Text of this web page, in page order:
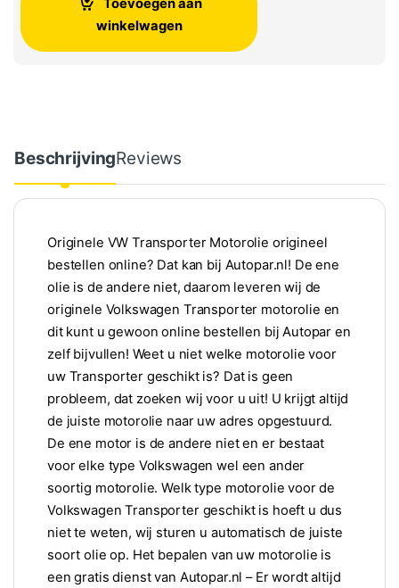
Toevoegen aan
winkelwagen
BeschrijvingReviews
Originele VW Transporter Motorolie origineel
bestellen online? Dat kan bij Autopar.nl! De ene
olie is de andere niet, daarom leveren wij de
originele Volkswagen Transporter motorolie en
dit kunt u gewoon online bestellen bij Autopar en
zelf bijvullen! Weet u niet welke motorolie voor
uw Transporter geschikt is? Dat is geen
probleem, dat zoeken wij voor u uit! U krijgt altijd
de juiste motorolie naar uw adres opgestuurd.
De ene motor is de andere niet en er bestaat
voor elke type Volkswagen wel een ander
soortig motorolie. Welk type motorolie voor de
Volkswagen Transporter geschikt is hoeft u dus
niet te weten, wij sturen u automatisch de juiste
soort olie op. Het bepalen van uw motorolie is
een gratis dienst van Autopar.nl – Er wordt altijd